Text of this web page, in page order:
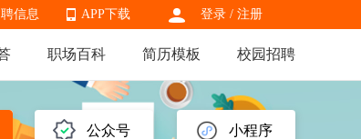
登录 / 注册
APP下载
APP下载
信息
职场百科 简历模板 校园招聘
公众号 小程序